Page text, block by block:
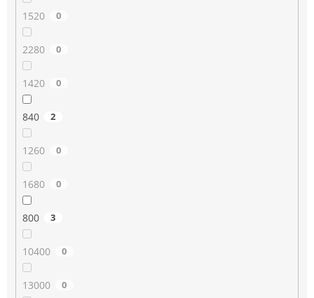
1520 0
2280 0
1420 0
840 2
1260 0
1680 0
800 3
10400 0
13000 0